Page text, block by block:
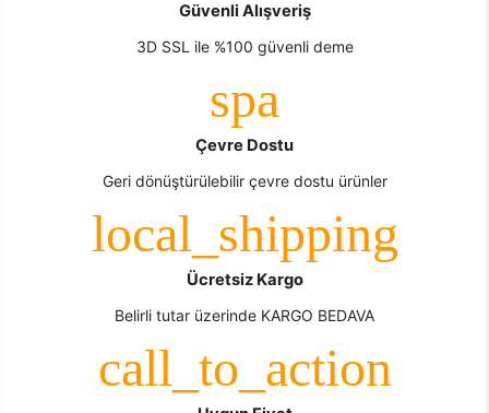
Güvenli Alışveriş
3D SSL ile %100 güvenli deme
Çevre Dostu
Geri dönüştürülebilir çevre dostu ürünler
Ücretsiz Kargo
Belirli tutar üzerinde KARGO BEDAVA